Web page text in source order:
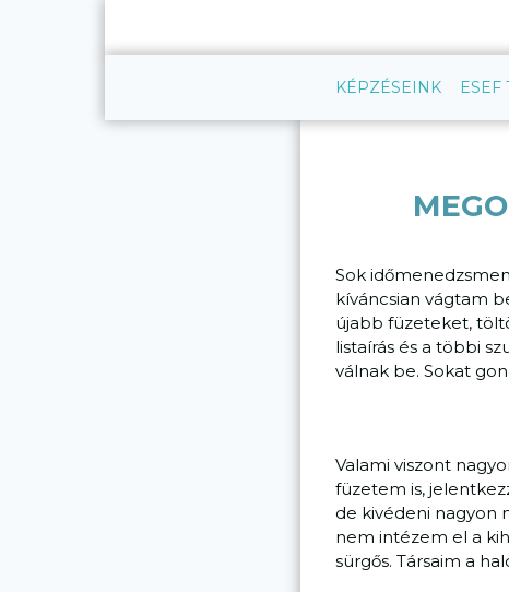
KÉPZÉSEINK ESEF
Sok
kíváncsian vágtam
újabb füzeteket,
listaírás és a többi
válnak be. Sokat
Valami viszont
füzetem is,
de kivédeni nagyon
nem intézem el a
sürgős. Társaim a